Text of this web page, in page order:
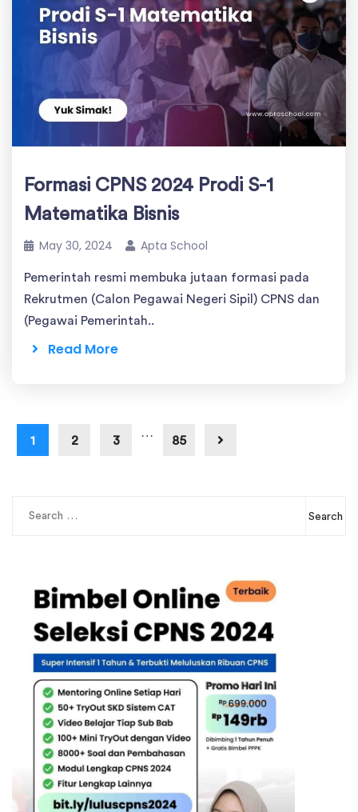
Formasi CPNS 2024 Prodi S-1
Matematika Bisnis
May 30, 2024 Apta School
Pemerintah resmi membuka jutaan formasi pada
Rekrutmen (Calon Pegawai Negeri Sipil) CPNS dan
(Pegawai Pemerintah..
Read More
1 2 3
…
85
Search